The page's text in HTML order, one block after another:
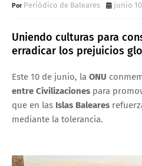
Periódico de Baleares junio
Uniendo culturas para
erradicar los prejuicios
Este 10 de junio, la ONU
entre Civilizaciones para
que en las Islas Baleares
mediante la tolerancia.